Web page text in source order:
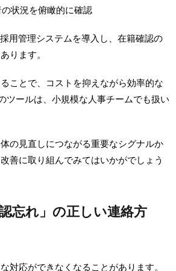
状況を俯瞰的に確認
用管理システムを導入し、在籍確認の
ります。
ことで、コストを抑えながら効率的な
ールは、小規模な人事チームでも扱い
の見直しにつながる重要なシグナルか
善に取り組んでみてはいかがでしょう
忘れ」の正しい連絡方
対応ができなくなることがあります。